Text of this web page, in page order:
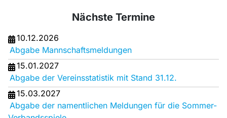
Nächste Termine
10.12.2026
Abgabe Mannschaftsmeldungen
15.01.2027
Abgabe der Vereinsstatistik mit Stand 31.12.
15.03.2027
Abgabe der namentlichen Meldungen für die Sommer-